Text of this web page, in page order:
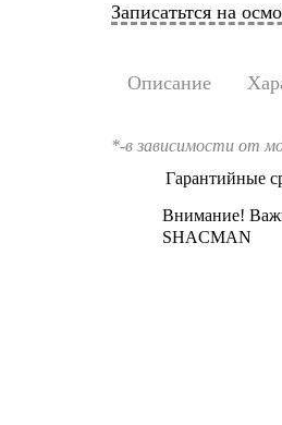
Записатьтся на
Описание
*-в зависимости от
Гарантийные
Внимание!
SHACMAN